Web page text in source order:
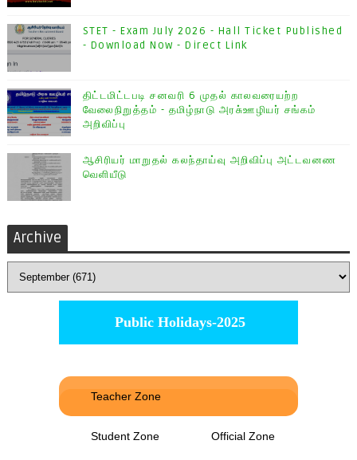
STET - Exam July 2026 - Hall Ticket Published
- Download Now - Direct Link
திட்டமிட்டபடி சனவரி 6 முதல் காலவரையற்ற
வேலைநிறுத்தம் - தமிழ்நாடு அரசு்ஊழியர் சங்கம்
அறிவிப்பு
ஆசிரியர் மாறுதல் கலந்தாய்வு அறிவிப்பு அட்டவனண
வெளியீடு
Archive
Public Holidays-2025
Teacher Zone
Student Zone Official Zone